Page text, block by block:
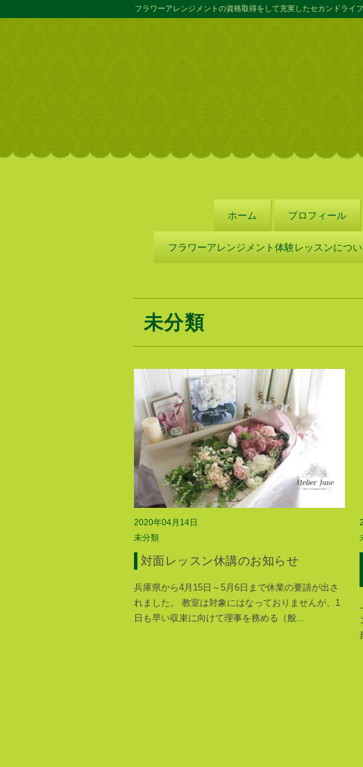
フラワーアレンジメントの資格取得をして充実したセカンドライ
ホーム プロフィール
フラワーアレンジメント体験レッスンにつ
未分類
2020年04月14日
未分類
対面レッスン休講のお知らせ
兵庫県から4月15日～5月6日まで休業の要請が出さ
れました。 教室は対象にはなっておりませんが、1
日も早い収束に向けて理事を務める（般...